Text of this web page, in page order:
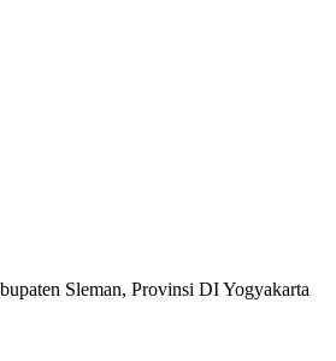
Sleman, Provinsi DI Yogyakarta